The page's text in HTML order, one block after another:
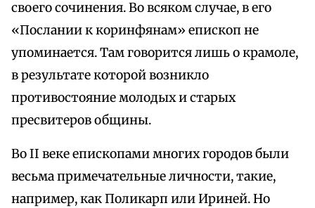
своего сочинения. Во всяком случае, в его
«Послании к коринфянам» епископ не
упоминается. Там говорится лишь о крамоле,
в результате которой возникло
противостояние молодых и старых
пресвитеров общины.
Во II веке епископами многих городов были
весьма примечательные личности, такие,
например, как Поликарп или Ириней. Но